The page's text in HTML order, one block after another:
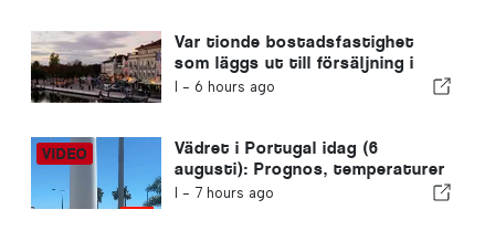
Var tionde bostadsfastighet
som läggs ut till försäljning i
Portugal säljs på mindre än en
I - 6 hours ago
Vädret i Portugal idag (6
augusti): Prognos, temperaturer
och vad man kan förvänta sig
I - 7 hours ago